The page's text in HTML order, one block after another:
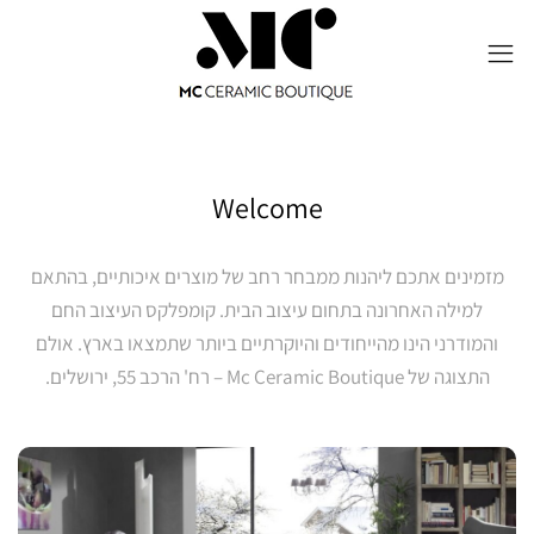
Welcome
מזמינים אתכם ליהנות ממבחר רחב של מוצרים איכותיים, בהתאם
למילה האחרונה בתחום עיצוב הבית. קומפלקס העיצוב החם
והמודרני הינו מהייחודים והיוקרתיים ביותר שתמצאו בארץ. אולם
התצוגה של Mc Ceramic Boutique – רח' הרכב 55, ירושלים.